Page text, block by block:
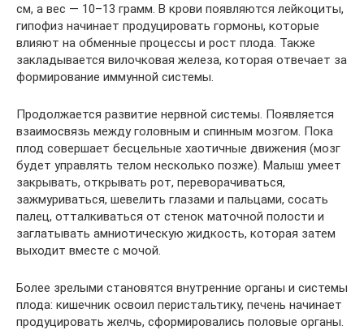
см, а вес — 10–13 грамм. В крови появляются лейкоциты,
гипофиз начинает продуцировать гормоны, которые
влияют на обменные процессы и рост плода. Также
закладывается вилочковая железа, которая отвечает за
формирование иммунной системы.
Продолжается развитие нервной системы. Появляется
взаимосвязь между головным и спинным мозгом. Пока
плод совершает бесцельные хаотичные движения (мозг
будет управлять телом несколько позже). Малыш умеет
закрывать, открывать рот, переворачиваться,
зажмуриваться, шевелить глазами и пальцами, сосать
палец, отталкиваться от стенок маточной полости и
заглатывать амниотическую жидкость, которая затем
выходит вместе с мочой.
Более зрелыми становятся внутренние органы и системы
плода: кишечник освоил перистальтику, печень начинает
продуцировать желчь, сформировались половые органы.